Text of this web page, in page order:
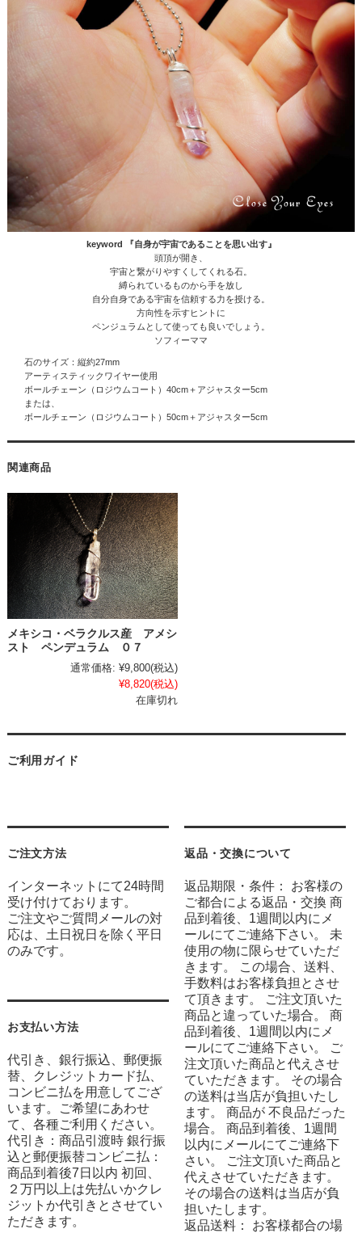
keyword 『自身が宇宙であることを思い出す』
頭頂が開き、
宇宙と繋がりやすくしてくれる石。
縛られているものから手を放し
自分自身である宇宙を信頼する力を授ける。
方向性を示すヒントに
ペンジュラムとして使っても良いでしょう。
ソフィーママ
石のサイズ：縦約27mm
アーティスティックワイヤー使用
ボールチェーン（ロジウムコート）40cm＋アジャスター5cm
または、
ボールチェーン（ロジウムコート）50cm＋アジャスター5cm
関連商品
メキシコ・ベラクルス産 アメシ
スト ペンデュラム ０７
通常価格: ¥9,800(税込)
¥8,820(税込)
在庫切れ
ご利用ガイド
ご注文方法
インターネットにて24時間
受け付けております。
ご注文やご質問メールの対
応は、土日祝日を除く平日
のみです。
お支払い方法
代引き、銀行振込、郵便振
替、クレジットカード払、
コンビニ払を用意してござ
います。ご希望にあわせ
て、各種ご利用ください。
代引き：商品引渡時 銀行振
込と郵便振替コンビニ払：
商品到着後7日以内 初回、
２万円以上は先払いかクレ
ジットか代引きとさせてい
ただきます。
返品・交換について
返品期限・条件： お客様の
ご都合による返品・交換 商
品到着後、1週間以内にメ
ールにてご連絡下さい。 未
使用の物に限らせていただ
きます。 この場合、送料、
手数料はお客様負担とさせ
て頂きます。 ご注文頂いた
商品と違っていた場合。 商
品到着後、1週間以内にメ
ールにてご連絡下さい。 ご
注文頂いた商品と代えさせ
ていただきます。 その場合
の送料は当店が負担いたし
ます。 商品が 不良品だった
場合。 商品到着後、1週間
以内にメールにてご連絡下
さい。 ご注文頂いた商品と
代えさせていただきます。
その場合の送料は当店が負
担いたします。
返品送料： お客様都合の場